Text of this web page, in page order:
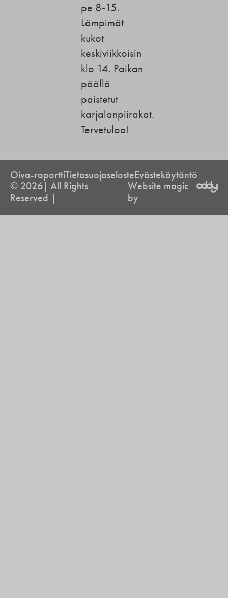
pe 8-15.
Lämpimät
kukot
keskiviikkoisin
klo 14. Paikan
päällä
paistetut
karjalanpiirakat.
Tervetuloa!
Oiva-raporttiTietosuojaselosteEvästekäytäntö
© 2026| All Rights
Reserved |
Website magic
by